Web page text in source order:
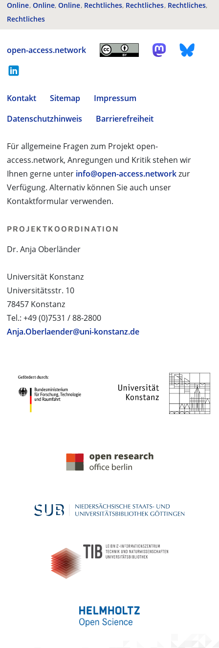
Online Online Online Rechtliches Rechtliches Rechtliches
Rechtliches
open-access.network
Kontakt Sitemap
Impressum
Datenschutzhinweis
Barrierefreiheit
Für allgemeine Fragen zum Projekt open-
access.network, Anregungen und Kritik stehen wir
Ihnen gerne unter info@open-access.networkzur
Verfügung. Alternativ können Sie auch unser
Kontaktformular verwenden.
PROJEKTKOORDINATION
Dr. Anja Oberländer
Universität Konstanz
Universitätsstr. 10
78457 Konstanz
Tel.: +49 (0)7531 / 88-2800
Anja.Oberlaender@uni-konstanz.de